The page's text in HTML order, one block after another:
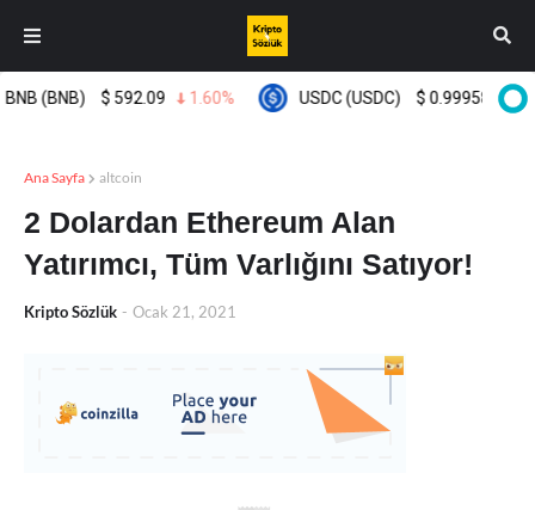
(BNB) $ 592.09 1.60% USDC (USDC) $ 0.999580
Ana Sayfa altcoin
2 Dolardan Ethereum Alan
Yatırımcı, Tüm Varlığını Satıyor!
Kripto Sözlük - Ocak 21, 2021